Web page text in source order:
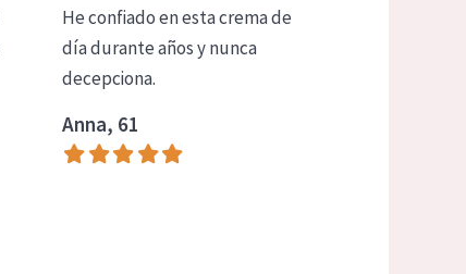
He confiado en esta crema de
día durante años y nunca
decepciona.
Anna, 61